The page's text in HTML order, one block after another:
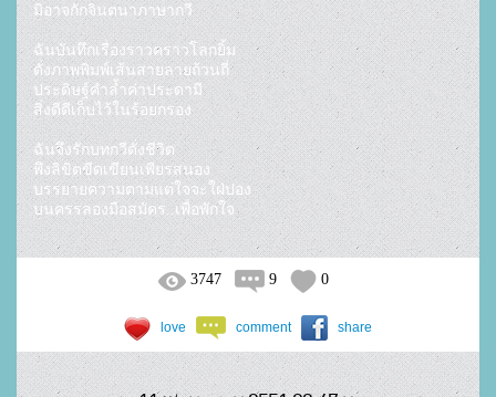
มิอาจกักจินตนาภาษากวี
ฉันบันทึกเรื่องราวคราวโลกยิ้ม
ดั่งภาพพิมพ์เส้นสายลายถ้วนถี่
ประดิษฐ์คำล้ำค่าประดามี
สิ่งดีดีเก็บไว้ในร้อยกรอง
ฉันจึงรักบทกวีดั่งชีวิต
พึงลิขิตขีดเขียนเพียรสนอง
บรรยายความตามแต่ใจจะใฝ่ปอง
บนครรลองมือสมัคร..เพื่อพักใจ
3747 9 0
love comment share